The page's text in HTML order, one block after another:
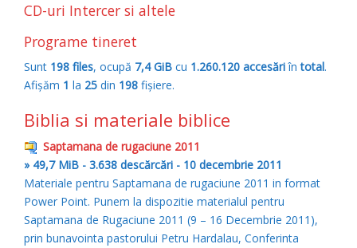
CD-uri Intercer si altele
Programe tineret
Sunt 198 files, ocupă 7,4 GiB cu 1.260.120 accesăriîntotal.
Afişăm 1 la 25 din 198 fişiere.
Biblia si materiale biblice
Saptamana de rugaciune 2011
» 49,7 MiB - 3.638 descărcări - 10 decembrie 2011
Materiale pentru Saptamana de rugaciune 2011 in format
Power Point. Punem la dispozitie materialul pentru
Saptamana de Rugaciune 2011 (9 – 16 Decembrie 2011),
prin bunavointa pastorului Petru Hardalau, Conferinta